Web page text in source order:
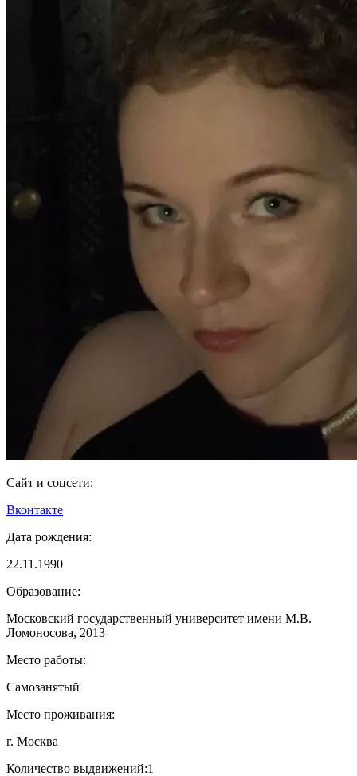
Сайт и соцсети:
Вконтакте
Дата рождения:
22.11.1990
Образование:
Московский государственный университет имени М.В.
Ломоносова, 2013
Место работы:
Самозанятый
Место проживания:
г. Москва
Количество выдвижений:1